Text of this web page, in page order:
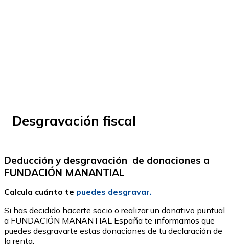
Desgravación fiscal
Deducción y desgravación de donaciones a
FUNDACIÓN MANANTIAL
Calcula cuánto te puedes desgravar.
Si has decidido hacerte socio o realizar un donativo puntual
a FUNDACIÓN MANANTIAL España te informamos que
puedes desgravarte estas donaciones de tu declaración de
la renta.